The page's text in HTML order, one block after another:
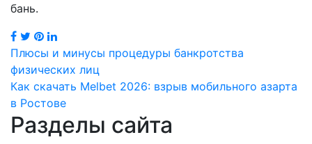
бань.
Навигация
по
записям
Плюсы и минусы процедуры банкротства
физических лиц
Как скачать Melbet 2026: взрыв мобильного азарта
в Ростове
Разделы сайта